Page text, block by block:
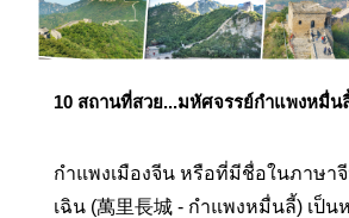
10 สถานที่สวย...มหัศจรรย์กำแพงหมื่น
กำแพงเมืองจีน หรือที่มีชื่อในภาษา
เฉิน (萬里長城 - กำแพงหมื่นลี้) เป็น